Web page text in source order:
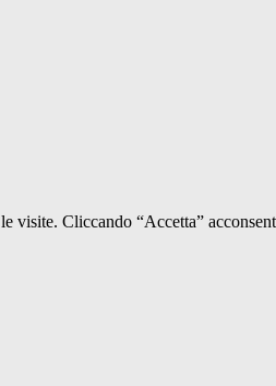
visite. Cliccando “Accetta”